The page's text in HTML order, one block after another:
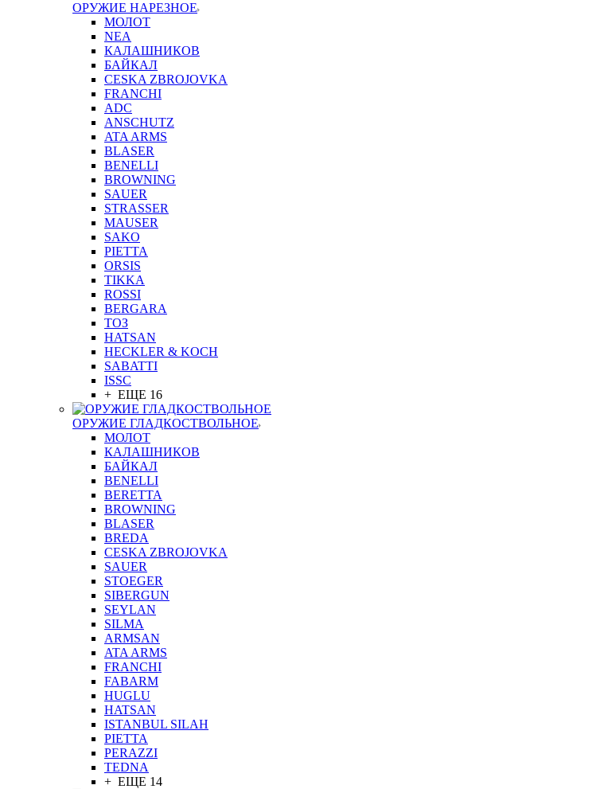
ОРУЖИЕ НАРЕЗНОЕ
МОЛОТ
NEA
КАЛАШНИКОВ
БАЙКАЛ
CESKA ZBROJOVKA
FRANCHI
ADC
ANSCHUTZ
ATA ARMS
BLASER
BENELLI
BROWNING
SAUER
STRASSER
MAUSER
SAKO
PIETTA
ORSIS
TIKKA
ROSSI
BERGARA
ТОЗ
HATSAN
HECKLER & KOCH
SABATTI
ISSC
+ ЕЩЕ 16
ОРУЖИЕ ГЛАДКОСТВОЛЬНОЕ
МОЛОТ
КАЛАШНИКОВ
БАЙКАЛ
BENELLI
BERETTA
BROWNING
BLASER
BREDA
CESKA ZBROJOVKA
SAUER
STOEGER
SIBERGUN
SEYLAN
SILMA
ARMSAN
ATA ARMS
FRANCHI
FABARM
HUGLU
HATSAN
ISTANBUL SILAH
PIETTA
PERAZZI
TEDNA
+ ЕЩЕ 14